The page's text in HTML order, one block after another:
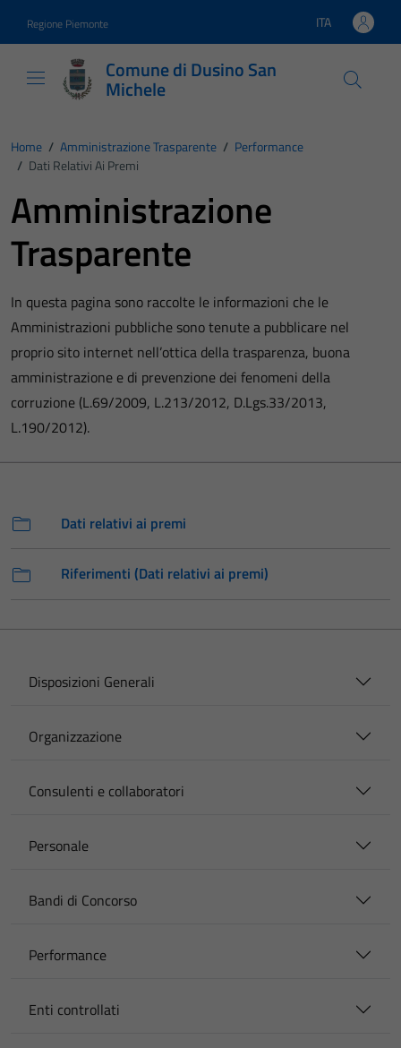
Regione Piemonte Lingua attiva:
ITA
Comune di Dusino San
Michele
Home / Amministrazione Trasparente / Performance
/ Dati Relativi Ai Premi
Amministrazione
Trasparente
In questa pagina sono raccolte le informazioni che le
Amministrazioni pubbliche sono tenute a pubblicare nel
proprio sito internet nell’ottica della trasparenza, buona
amministrazione e di prevenzione dei fenomeni della
corruzione (L.69/2009, L.213/2012, D.Lgs.33/2013,
L.190/2012).
Dati relativi ai premi
Riferimenti (Dati relativi ai premi)
Disposizioni Generali
Organizzazione
Consulenti e collaboratori
Personale
Bandi di Concorso
Performance
Enti controllati